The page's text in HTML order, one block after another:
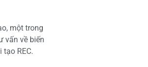
một trong
vấn về biến
REC.